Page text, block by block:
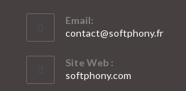
Email:
contact@softphony.fr
Site Web :
softphony.com